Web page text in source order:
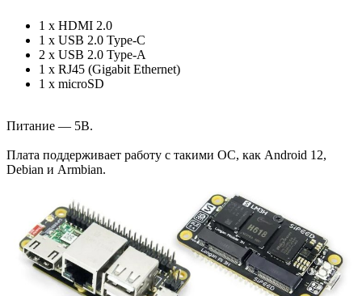
1 x HDMI 2.0
1 x USB 2.0 Type-C
2 x USB 2.0 Type-A
1 x RJ45 (Gigabit Ethernet)
1 x microSD
Питание — 5В.
Плата поддерживает работу с такими ОС, как Android 12,
Debian и Armbian.